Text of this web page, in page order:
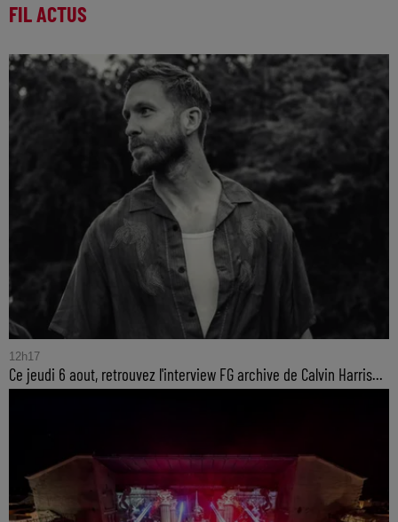
FIL ACTUS
12h17
Ce jeudi 6 aout, retrouvez l'interview FG archive de Calvin Harris...